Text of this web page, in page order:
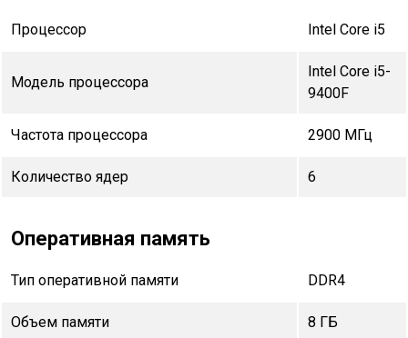
Процессор Intel Core i5
Модель процессора
Intel Core i5-
9400F
Частота процессора 2900 МГц
Количество ядер 6
Оперативная память
Тип оперативной памяти DDR4
Объем памяти 8 ГБ